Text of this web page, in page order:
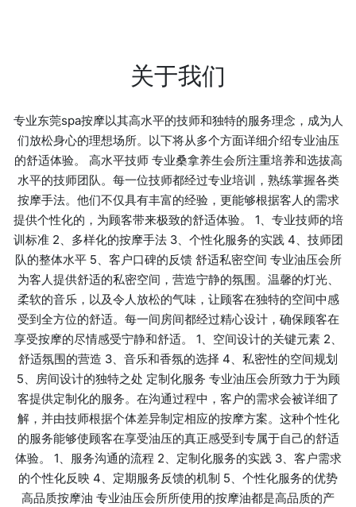
关于我们
专业东莞spa按摩以其高水平的技师和独特的服务理念，成为人
们放松身心的理想场所。以下将从多个方面详细介绍专业油压
的舒适体验。 高水平技师 专业桑拿养生会所注重培养和选拔高
水平的技师团队。每一位技师都经过专业培训，熟练掌握各类
按摩手法。他们不仅具有丰富的经验，更能够根据客人的需求
提供个性化的，为顾客带来极致的舒适体验。 1、专业技师的培
训标准 2、多样化的按摩手法 3、个性化服务的实践 4、技师团
队的整体水平 5、客户口碑的反馈 舒适私密空间 专业油压会所
为客人提供舒适的私密空间，营造宁静的氛围。温馨的灯光、
柔软的音乐，以及令人放松的气味，让顾客在独特的空间中感
受到全方位的舒适。每一间房间都经过精心设计，确保顾客在
享受按摩的尽情感受宁静和舒适。 1、空间设计的关键元素 2、
舒适氛围的营造 3、音乐和香氛的选择 4、私密性的空间规划
5、房间设计的独特之处 定制化服务 专业油压会所致力于为顾
客提供定制化的服务。在沟通过程中，客户的需求会被详细了
解，并由技师根据个体差异制定相应的按摩方案。这种个性化
的服务能够使顾客在享受油压的真正感受到专属于自己的舒适
体验。 1、服务沟通的流程 2、定制化服务的实践 3、客户需求
的个性化反映 4、定期服务反馈的机制 5、个性化服务的优势
高品质按摩油 专业油压会所所使用的按摩油都是高品质的产